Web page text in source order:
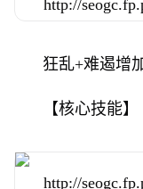
狂乱+难遏增
【核心技能】